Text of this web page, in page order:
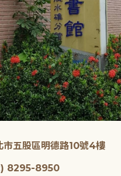
市五股區明德路10號4樓
8295-8950